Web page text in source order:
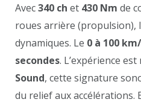
Avec340 ch et 430 Nm de
roues arrière (propulsion),
dynamiques. Le 0 à 100
secondes. L’expérience
Sound, cette signature
du relief aux accélérations.